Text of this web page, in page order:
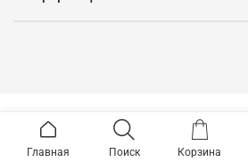
Главная Поиск Корзина